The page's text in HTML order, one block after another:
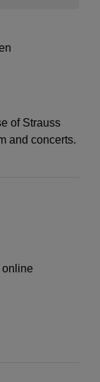
of Strauss
and concerts.
online